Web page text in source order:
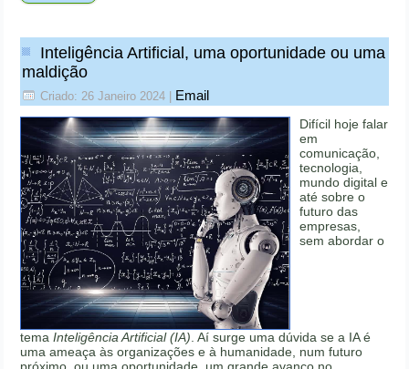
Inteligência Artificial, uma oportunidade ou uma
maldição
Criado: 26 Janeiro 2024 | Email
Difícil hoje falar
em
comunicação,
tecnologia,
mundo digital e
até sobre o
futuro das
empresas,
sem abordar o
temaInteligência Artificial (IA). Aí surge uma dúvida se a IA é
uma ameaça às organizações e à humanidade, num futuro